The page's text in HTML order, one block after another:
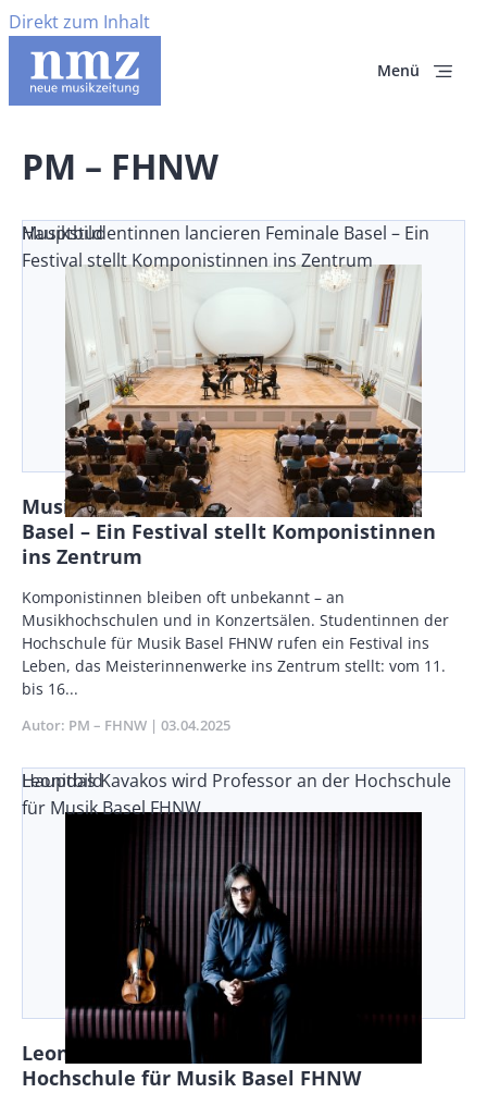
Direkt zum Inhalt
Menü
PM – FHNW
Musikstudentinnen lancieren Feminale Basel – Ein
Festival stellt Komponistinnen ins Zentrum
Hauptbild
Musikstudentinnen lancieren Feminale
Basel – Ein Festival stellt Komponistinnen
ins Zentrum
Body
Komponistinnen bleiben oft unbekannt – an
Musikhochschulen und in Konzertsälen. Studentinnen der
Hochschule für Musik Basel FHNW rufen ein Festival ins
Leben, das Meisterinnenwerke ins Zentrum stellt: vom 11.
bis 16...
Autor PM – FHNW Publikationsdatum
03.04.2025
Leonidas Kavakos wird Professor an der Hochschule
für Musik Basel FHNW
Hauptbild
Leonidas Kavakos wird Professor an der
Hochschule für Musik Basel FHNW